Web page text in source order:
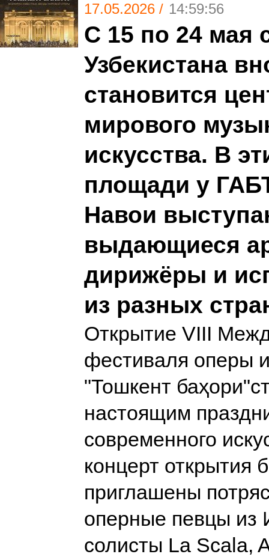
17.05.2026 / 14:59:56
С 15 по 24 мая
Узбекистана
становится
мирового
искусства. В
площади у
Навои
выдающиеся
дирижёры и
из разных
Открытие VIII
фестиваля оперы
"Тошкент
настоящим
современного
концерт открытия
приглашены
оперные певцы из
солисты La Scala,